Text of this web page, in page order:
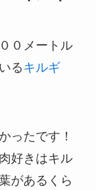
０メートル
るキルギ
ったです！
好きはキル
があるくら